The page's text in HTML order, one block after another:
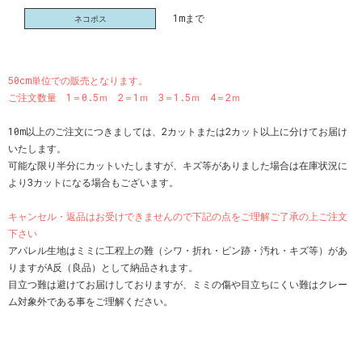
ネコポス 1mまで
50cm単位での販売となります。
ご注文数量 1＝0.5ｍ 2＝1ｍ 3＝1.5ｍ 4＝2ｍ
10m以上のご注文につきましては、2カットまたは2カット以上に分けてお届け
いたします。
可能な限り半分にカットいたしますが、キズ等がありました場合は在庫状況に
より3カットになる場合もございます。
キャンセル・返品はお受けできませんので下記の点をご理解ご了承の上ご注文
下さい
アパレル生地はミミに工程上の難（シワ・折れ・ピン跡・汚れ・キズ等）があ
りますがA反（良品）として納品されます。
目立つ難は避けてお届けしておりますが、ミミの傷や目立ちにくい難はクレー
ム対象外である事をご理解ください。